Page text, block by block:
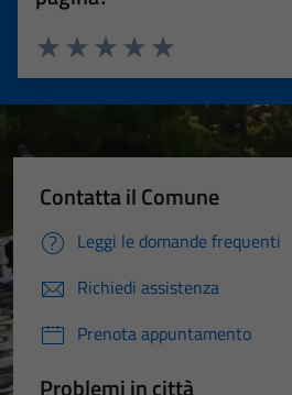
Valuta 5 stelle su 5
Valuta 4 stelle su 5
Valuta 3 stelle su 5
Valuta 2 stelle su 5
Valuta 1 stelle su 5
Contatta il Comune
Leggi le domande frequenti
Richiedi assistenza
Prenota appuntamento